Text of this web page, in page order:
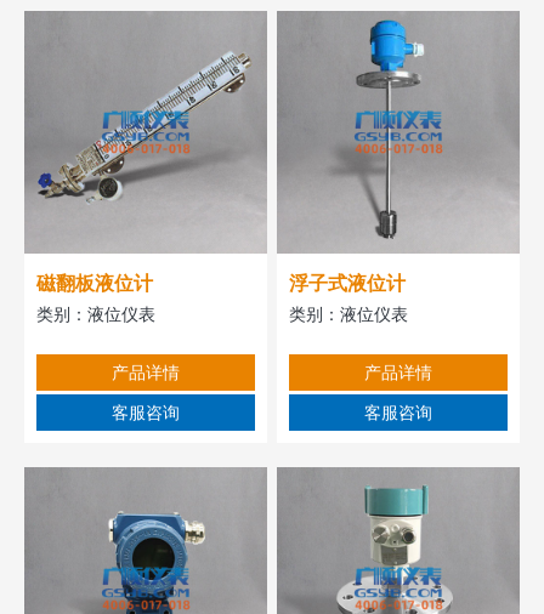
磁翻板液位计
类别： 液位仪表
产品详情
客服咨询
浮子式液位计
类别：液位仪表
产品详情
客服咨询